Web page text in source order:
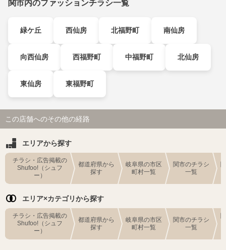
関市内のファッションチラシ一覧
緑ケ丘 西仙房 北福野町 南仙房
向西仙房 西福野町 中福野町 北仙房
東仙房 東福野町
この店舗へのその他の経路
エリアから探す
チラシ・広告掲載の
Shufoo!（シュフ
ー）
都道府県から
探す
岐阜県の市区
町村一覧
関市のチラシ
一覧
エリア×カテゴリから探す
チラシ・広告掲載の
Shufoo!（シュフ
ー）
都道府県から
探す
岐阜県の市区
町村一覧
関市のチラシ
一覧